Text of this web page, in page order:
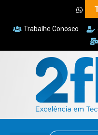
Trabalhe Conosco